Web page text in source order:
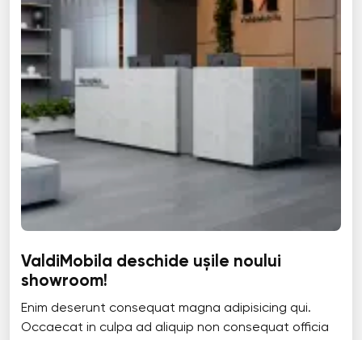
ValdiMobila deschide ușile noului
showroom!
Enim deserunt consequat magna adipisicing qui.
Occaecat in culpa ad aliquip non consequat officia